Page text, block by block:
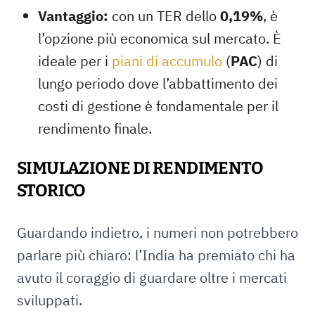
Vantaggio: con un TER dello0,19%, è
l’opzione più economica sul mercato. È
ideale per i piani di accumulo (PAC) di
lungo periodo dove l’abbattimento dei
costi di gestione è fondamentale per il
rendimento finale.
SIMULAZIONE DI RENDIMENTO
STORICO
Guardando indietro, i numeri non potrebbero
parlare più chiaro: l’India ha premiato chi ha
avuto il coraggio di guardare oltre i mercati
sviluppati.